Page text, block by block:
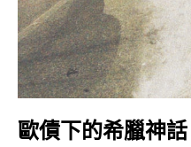
歐債下的希臘神話